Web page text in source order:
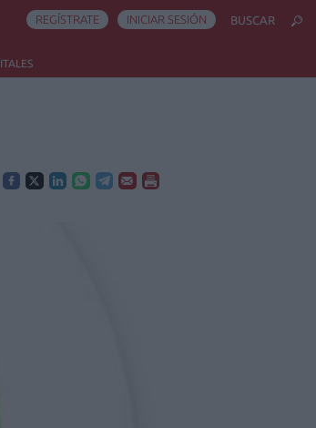
REGÍSTRATE INICIAR SESIÓN BUSCAR